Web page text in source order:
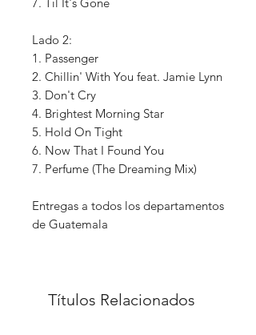
7. Til It's Gone
Lado 2:
1. Passenger
2. Chillin' With You feat. Jamie Lynn
3. Don't Cry
4. Brightest Morning Star
5. Hold On Tight
6. Now That I Found You
7. Perfume (The Dreaming Mix)
Entregas a todos los departamentos
de Guatemala
Títulos Relacionados